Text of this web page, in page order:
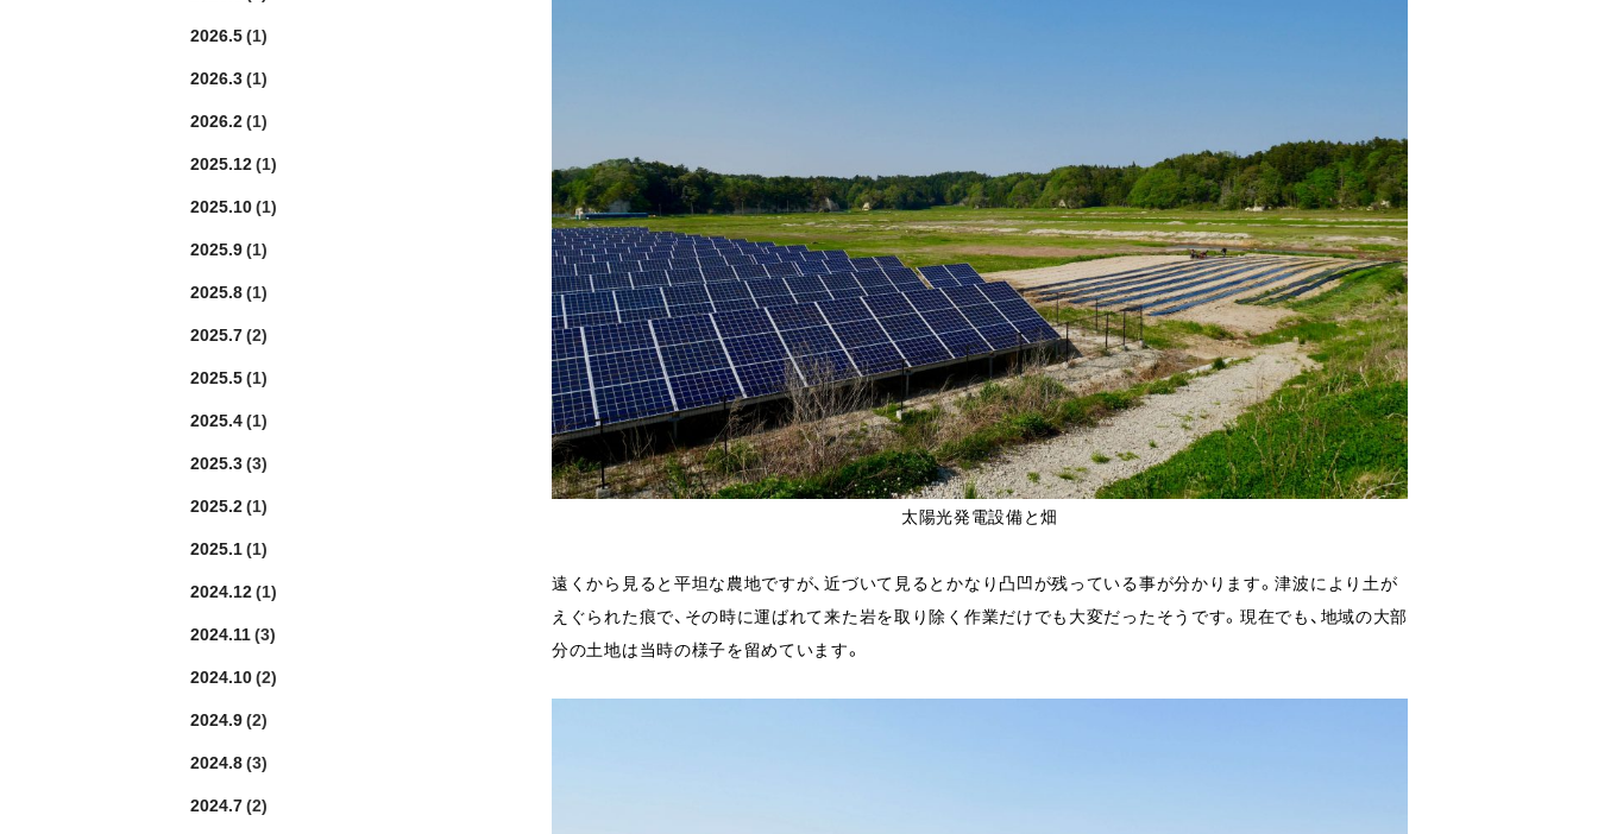
太陽光発電設備と畑
遠くから見ると平坦な農地ですが、近づいて見るとかなり凸凹が残っている事が分かります。津波により土が
えぐられた痕で、その時に運ばれて来た岩を取り除く作業だけでも大変だったそうです。現在でも、地域の大部
分の土地は当時の様子を留めています。
2026.5(1)
2026.3(1)
2026.2(1)
2025.12(1)
2025.10(1)
2025.9(1)
2025.8(1)
2025.7(2)
2025.5(1)
2025.4(1)
2025.3(3)
2025.2(1)
2025.1(1)
2024.12(1)
2024.11(3)
2024.10(2)
2024.9(2)
2024.8(3)
2024.7(2)